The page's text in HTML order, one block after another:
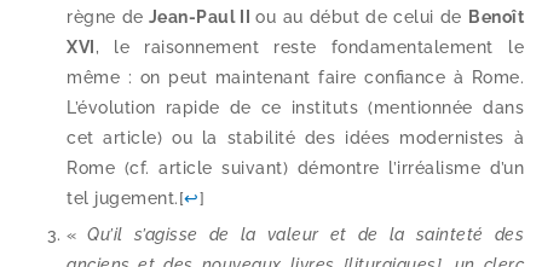
règne de Jean-​Paul IIou au début de celui de Benoît
XVI, le rai­son­ne­ment reste fon­da­men­ta­le­ment le
même : on peut main­te­nant faire confiance à Rome.
L’évolution rapide de ce ins­ti­tuts (men­tion­née dans
cet article) ou la sta­bi­li­té des idées moder­nistes à
Rome (cf. article sui­vant) démontre l’ir­réa­lisme d’un
tel juge­ment.[↩]
« Qu’il s’a­gisse de la valeur et de la sain­te­té des